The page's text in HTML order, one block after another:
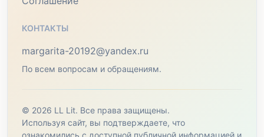
КОНТАКТЫ
margarita-20192@yandex.ru
По всем вопросам и обращениям.
© 2026 LL Lit. Все права защищены.
Используя сайт, вы подтверждаете, что